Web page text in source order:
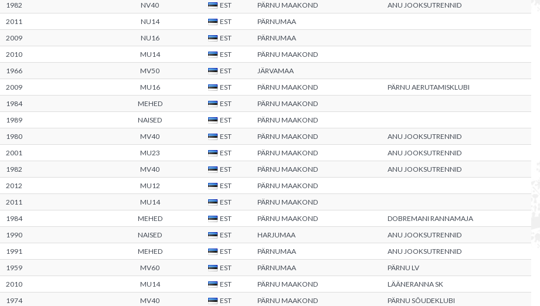
1982 NV40 EST PÄRNU MAAKOND
ANU JOOKSUTRENNID
2011 NU14 EST
PÄRNUMAA
2009 NU16 EST
PÄRNUMAA
2010 MU14 EST
PÄRNU MAAKOND
1966 MV50 EST
JÄRVAMAA
2009 MU16 EST PÄRNU MAAKOND
PÄRNU AERUTAMISKLUBI
1984 MEHED EST
PÄRNU MAAKOND
1989 NAISED EST
PÄRNU MAAKOND
1980 MV40 EST PÄRNU MAAKOND
ANU JOOKSUTRENNID
2001 MU23 EST PÄRNU MAAKOND
ANU JOOKSUTRENNID
1982 MV40 EST PÄRNU MAAKOND
ANU JOOKSUTRENNID
2012 MU12 EST
PÄRNU MAAKOND
2011 MU14 EST
PÄRNU MAAKOND
1984 MEHED EST PÄRNU MAAKOND
DOBREMANI RANNAMAJA
1990 NAISED EST HARJUMAA
ANU JOOKSUTRENNID
1991 MEHED EST PÄRNUMAA
ANU JOOKSUTRENNID
1959 MV60 EST PÄRNUMAA
PÄRNU LV
2010 MU14 EST PÄRNU MAAKOND
LÄÄNERANNA SK
1974 MV40 EST PÄRNU MAAKOND PÄRNU SÕUDEKLUBI